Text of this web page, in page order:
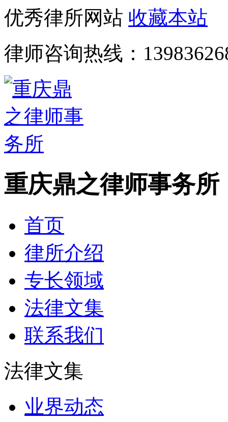
优秀律所网站 收藏本站
律师咨询热线：
重庆鼎之律师事务所
首页
律所介绍
专长领域
法律文集
联系我们
法律文集
业界动态